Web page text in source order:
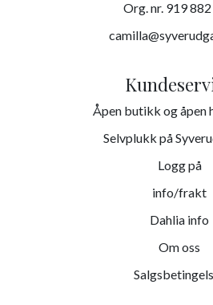
Org. nr. 919
Åpen butikk og åpen
Selvplukk på
Logg på
info/frakt
Dahlia info
Om oss